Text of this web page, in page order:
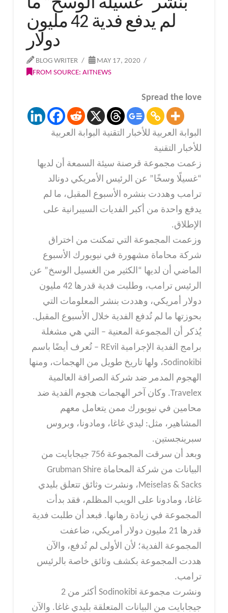
لم يدفع فدية 42 مليون
دولار
BLOG WRITER
MAY 17, 2020
FROM SOURCE: AITNEWS
Spread the love
البوابة العربية للأخبار التقنية البوابة العربية
للأخبار التقنية
زعمت مجموعة قرصنة سيئة السمعة أن لديها
“غسيلًا وسخًا” عن الرئيس الأمريكي دونالد
ترامب وهددت بنشره الأسبوع المقبل، ما لم
يدفع واحدة من أكبر الفديات السيبرانية على
الإطلاق.
وزعمت المجموعة التي تمكنت من اختراق
شركة محاماة مشهورة في نيويورك الأسبوع
الماضي أن لديها “الكثير من الغسيل الوسخ” عن
الرئيس ترامب، وطلبت فدية قدرها 42 مليون
دولار أمريكي، وهددت بنشر المعلومات التي
بحوزتها ما لم تُدفع الفدية خلال الأسبوع المقبل.
يُذكر أن المجموعة المعنية – التي هي مشغلة
برامج الفدية الإجرامية REvil – تُعرف أيضًا باسم
Sodinokibi، ولها تاريخ طويل من الهجمات، ومنها
الهجوم المدمر ضد شركة الصرافة العالمية
Travelex. وكان آخر الهجمات هجوم الفدية ضد
محامين في نيويورك ممن يتعامل معهم
المشاهير، مثل: ليدي غاغا، ومادونا، وبروس
سبرينجستين.
وبعد أن سرقت المجموعة 756 جيجابايت من
البيانات من شركة المحاماة Grubman Shire
Meiselas & Sacks، ونشرت وثائق تتعلق بليدي
غاغا، ومادونا على الويب المظلم، فقد بدأت
المجموعة في زيادة رهانها. فبعد أن طلبت فدية
قدرها 21 مليون دولار أمريكي، ضاعفت
المجموعة الفدية؛ لأن الأولى لم تُدفع، والآن
هددت المجموعة بكشف وثائق خاصة بالرئيس
ترامب.
ونشرت مجموعة Sodinokibi أكثر من 2
جيجابايت من البيانات المتعلقة بليدي غاغا. والآن